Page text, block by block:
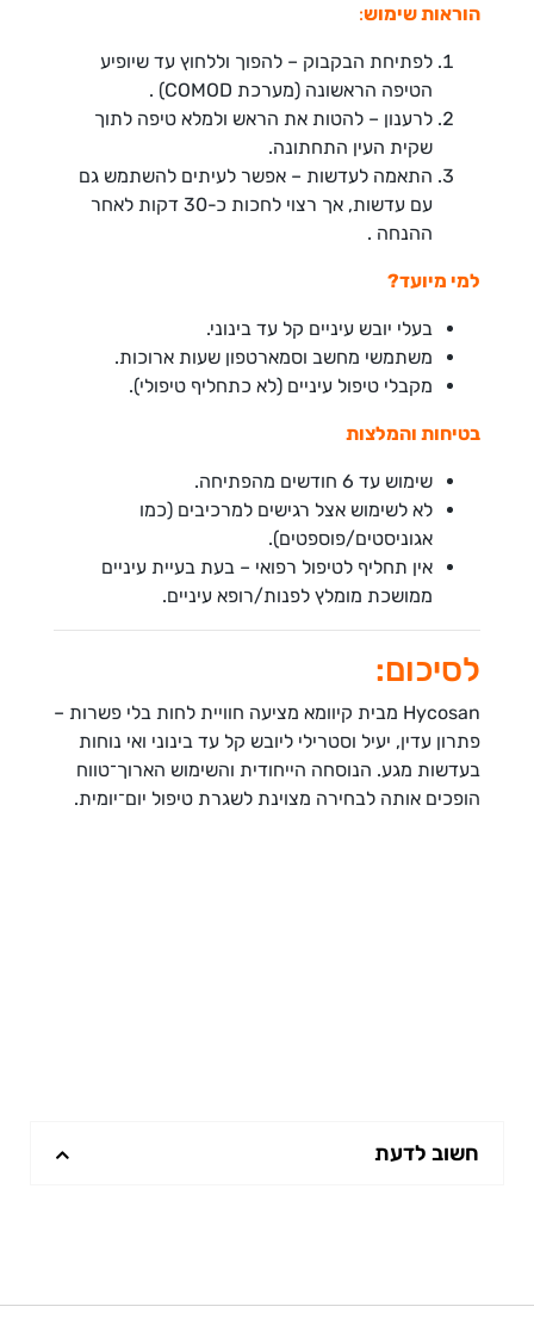
הוראות שימוש:
לפתיחת הבקבוק – להפוך וללחוץ עד שיופיע
הטיפה הראשונה (מערכת COMOD)
.
לרענון – להטות את הראש ולמלא טיפה לתוך
שקית העין התחתונה.
התאמה לעדשות – אפשר לעיתים להשתמש גם
עם עדשות, אך רצוי לחכות כ-30 דקות לאחר
ההנחה .
למי מיועד?
בעלי יובש עיניים קל עד בינוני.
משתמשי מחשב וסמארטפון שעות ארוכות.
מקבלי טיפול עיניים (לא כתחליף טיפולי).
בטיחות והמלצות
שימוש עד 6 חודשים מהפתיחה.
לא לשימוש אצל רגישים למרכיבים (כמו
אגוניסטים/פוספטים).
אין תחליף לטיפול רפואי – בעת בעיית עיניים
ממושכת מומלץ לפנות/רופא עיניים.
לסיכום:
Hycosan מבית קיוומא מציעה חוויית לחות בלי פשרות –
פתרון עדין, יעיל וסטרילי ליובש קל עד בינוני ואי נוחות
בעדשות מגע. הנוסחה הייחודית והשימוש הארוך־טווח
הופכים אותה לבחירה מצוינת לשגרת טיפול יום־יומית.
חשוב לדעת